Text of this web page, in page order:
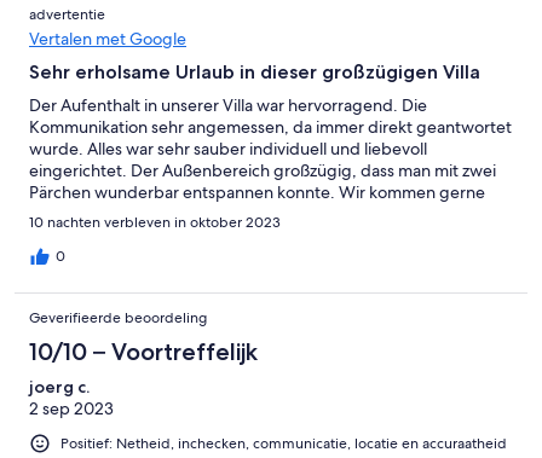
advertentie
Vertalen met Google
Sehr erholsame Urlaub in dieser großzügigen Villa
Der Aufenthalt in unserer Villa war hervorragend. Die
Kommunikation sehr angemessen, da immer direkt geantwortet
wurde. Alles war sehr sauber individuell und liebevoll
eingerichtet. Der Außenbereich großzügig, dass man mit zwei
Pärchen wunderbar entspannen konnte. Wir kommen gerne
wieder.
10 nachten verbleven in oktober 2023
0
Geverifieerde beoordeling
10/10 – Voortreffelijk
joerg c.
2 sep 2023
Positief: Netheid, inchecken, communicatie, locatie en accuraatheid